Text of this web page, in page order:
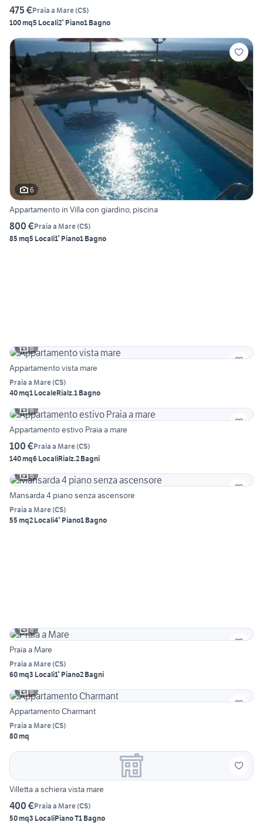
475 €Praia a Mare(CS)
100 mq5 Locali2° Piano1 Bagno
6
Appartamento in Villa con giardino, piscina
800 €Praia a Mare(CS)
85 mq5 Locali1° Piano1 Bagno
6
Appartamento vista mare
Praia a Mare(CS)
40 mq1 LocaleRialz.1 Bagno
6
Appartamento estivo Praia a mare
100 €Praia a Mare(CS)
140 mq6 LocaliRialz.2 Bagni
6
Mansarda 4 piano senza ascensore
Praia a Mare(CS)
55 mq2 Locali4° Piano1 Bagno
6
Praia a Mare
Praia a Mare(CS)
60 mq3 Locali1° Piano2 Bagni
6
Appartamento Charmant
Praia a Mare(CS)
80 mq
Villetta a schiera vista mare
400 €Praia a Mare(CS)
50 mq3 LocaliPiano T1 Bagno